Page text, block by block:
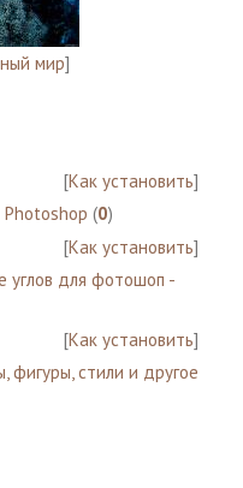
мир]
[Как установить]
(0)
[Как установить]
углов для фотошоп -
[Как установить]
фигуры, стили и другое